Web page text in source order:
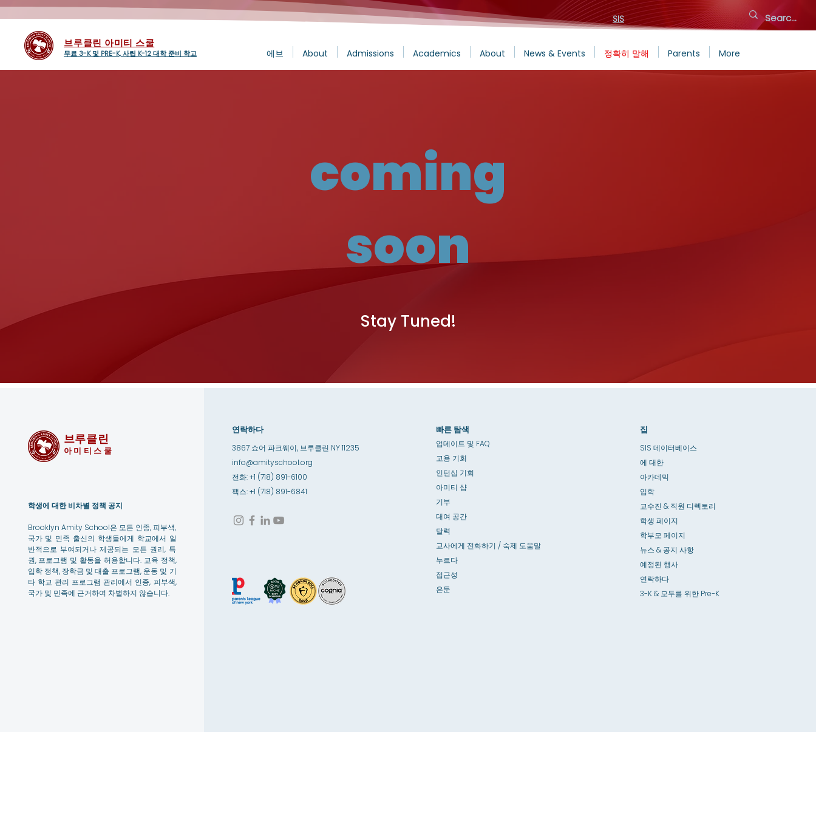
SIS
브루클린 아미티 스쿨
무료 3-K 및 PRE-K, 사립 K-12 대학 준비 학교 에브 About Admissions Academics About News & Events 정확히 말해 Parents More
coming
soon
Stay Tuned!
브루클린
아미티스쿨
학생에 대한 비차별 정책 공지
Brooklyn Amity School은 모든 인종, 피부색,
국가 및 민족 출신의 학생들에게 학교에서 일
반적으로 부여되거나 제공되는 모든 권리, 특
권, 프로그램 및 활동을 허용합니다. 교육 정책,
입학 정책, 장학금 및 대출 프로그램, 운동 및 기
타 학교 관리 프로그램 관리에서 인종, 피부색,
국가 및 민족에 근거하여 차별하지 않습니다.
연락하다
3867 쇼어 파크웨이, 브루클린 NY 11235
info@amityschool.org
전화: +1 (718) 891-6100
팩스: +1 (718) 891-6841
빠른 탐색
업데이트 및 FAQ
고용 기회
인턴십 기회
아미티 샵
기부
대여 공간
달력
교사에게 전화하기 / 숙제 도움말
누르다
접근성
은둔
집
SIS 데이터베이스
에 대한
아카데믹
입학
교수진 & 직원 디렉토리
학생 페이지
학부모 페이지
뉴스 & 공지 사항
예정된 행사
연락하다
3-K & 모두를 위한 Pre-K